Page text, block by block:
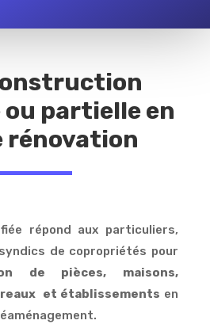
partielle en
rénovation
répond aux particuliers,
de copropriétés pour
de pièces, maisons,
et établissements en